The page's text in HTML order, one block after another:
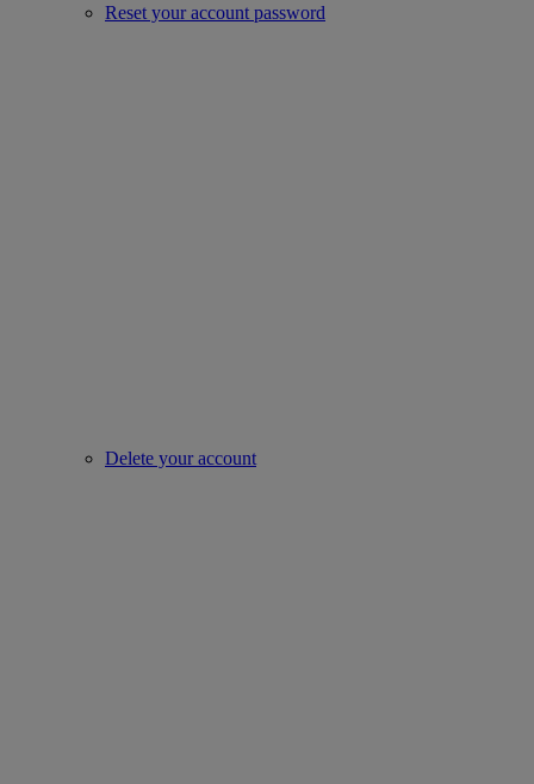
Reset your account password
Delete your account